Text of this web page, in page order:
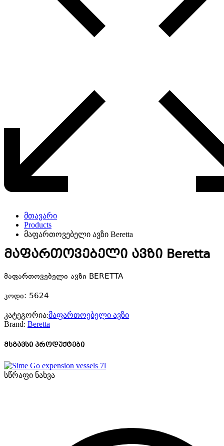
მთავარი
Products
მაფართოვებელი ავზი Beretta
მაფართოვებელი ავზი Beretta
მაფართოვებელი ავზი BERETTA
კოდი: 5624
კატეგორია:მაფართოებელი ავზი
Brand: Beretta
მსგავსი პროდუქტები
სწრაფი ნახვა